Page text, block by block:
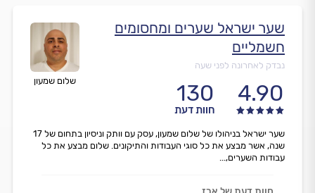
שלום שמעון
שער ישראל שערים ומחסומים
חשמליים
נבדק לאחרונה לפני שעה
4.90
130
חוות דעת
שער ישראל בניהולו של שלום שמעון, עסק עם וותק וניסיון בתחום של 17
שנה, אשר מבצע את כל סוגי העבודות והתיקונים. שלום מבצע את כל
עבודות השערים,...